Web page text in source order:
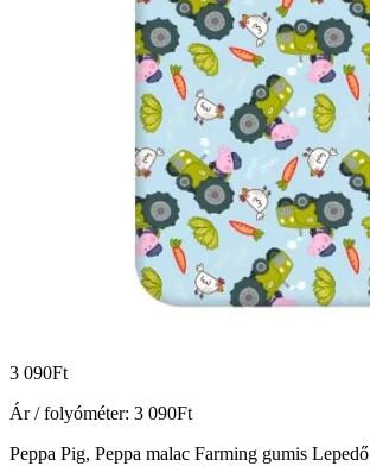
3 090Ft
Ár / folyóméter: 3 090Ft
Peppa Pig, Peppa malac Farming gumis Lepedő